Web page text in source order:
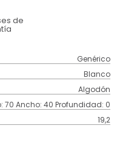
de
Genérico
Blanco
Algodón
70 Ancho: 40 Profundidad: 0
19,2